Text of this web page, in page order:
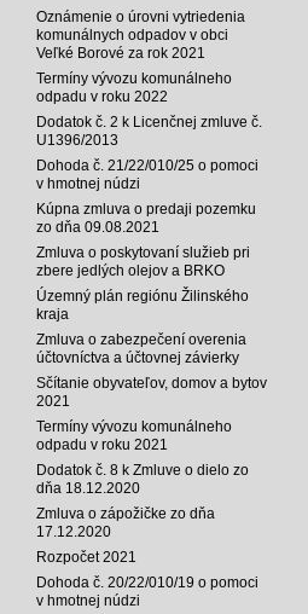
Oznámenie o úrovni vytriedenia
komunálnych odpadov v obci
Veľké Borové za rok 2021
Termíny vývozu komunálneho
odpadu v roku 2022
Dodatok č. 2 k Licenčnej zmluve č.
U1396/2013
Dohoda č. 21/22/010/25 o pomoci
v hmotnej núdzi
Kúpna zmluva o predaji pozemku
zo dňa 09.08.2021
Zmluva o poskytovaní služieb pri
zbere jedlých olejov a BRKO
Územný plán regiónu Žilinského
kraja
Zmluva o zabezpečení overenia
účtovníctva a účtovnej závierky
Sčítanie obyvateľov, domov a bytov
2021
Termíny vývozu komunálneho
odpadu v roku 2021
Dodatok č. 8 k Zmluve o dielo zo
dňa 18.12.2020
Zmluva o zápožičke zo dňa
17.12.2020
Rozpočet 2021
Dohoda č. 20/22/010/19 o pomoci
v hmotnej núdzi